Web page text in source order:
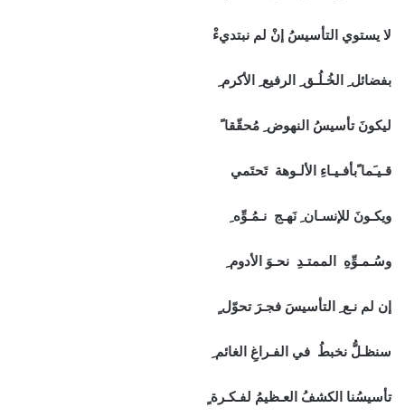
لا يستوي التأسيسُ إنْ لم نبتديءْ
بفضائل ِ الخُـلُـق ِ الرفيع ِ الأكرم ِ
ليكونَ تأسيسُ النهوض ِ مُحقّقا ً
قـيـَما ًبأفـيـاءِ الألـوهة تَحتَمي
ويكـونَ للإنسـان ِ نَهـج نـمُـوِّه ِ
وسُـمـوِّهِ الممتـدِ نحـوَ الأدوم ِ
إن لم نـع ِ التأسيسَ فجـرَ تحوّل ٍ
سنظـلُّ نخبطُ في الفـراغِ الغائم ِ
تأسيسُنا الكشفُ العـظيمُ لفـكـرة ٍ